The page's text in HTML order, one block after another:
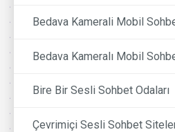
Bedava Kamerali Mobil
Bedava Kameralı Mobil
Bire Bir Sesli Sohbet Odaları
Çevrimiçi Sesli Sohbet